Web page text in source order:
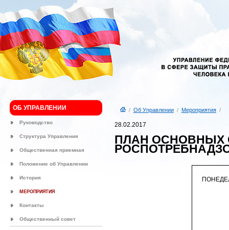
ОБ УПРАВЛЕНИИ
Руководство
Структура Управления
Общественная приемная
Положение об Управлении
История
МЕРОПРИЯТИЯ
Контакты
Общественный совет
/ Об Управлении/ Мероприятия/
28.02.2017
ПЛАН ОСНОВНЫХ